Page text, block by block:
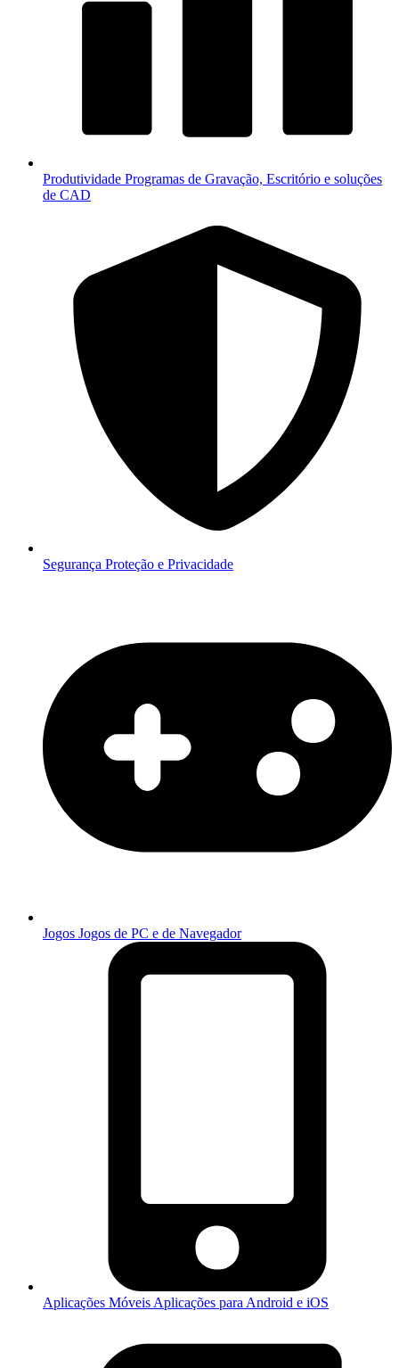
Produtividade Programas de Gravação, Escritório e soluções
de CAD
Segurança Proteção e Privacidade
Jogos Jogos de PC e de Navegador
Aplicações Móveis Aplicações para Android e iOS